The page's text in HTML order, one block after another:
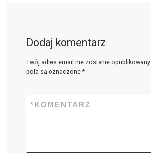
Dodaj komentarz
Twój adres email nie zostanie opublikowany.
pola są oznaczone *
KOMENTARZ
*